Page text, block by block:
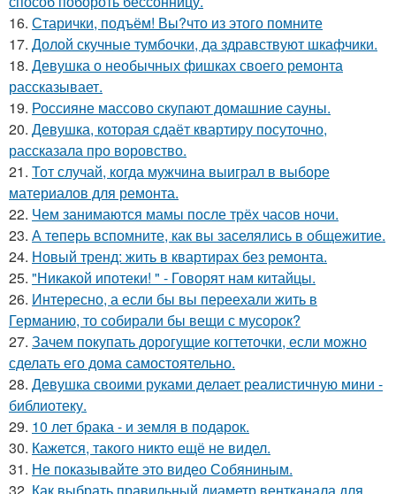
16. Старички, подъём! Вы?что из этого помните
17. Долой скучные тумбочки, да здравствуют шкафчики.
18. Девушка о необычных фишках своего ремонта
рассказывает.
19. Россияне массово скупают домашние сауны.
20. Девушка, которая сдаёт квартиру посуточно,
рассказала про воровство.
21. Тот случай, когда мужчина выиграл в выборе
материалов для ремонта.
22. Чем занимаются мамы после трёх часов ночи.
23. А теперь вспомните, как вы заселялись в общежитие.
24. Новый тренд: жить в квартирах без ремонта.
25. "Никакой ипотеки! " - Говорят нам китайцы.
26. Интересно, а если бы вы переехали жить в
Германию, то собирали бы вещи с мусорок?
27. Зачем покупать дорогущие когтеточки, если можно
сделать его дома самостоятельно.
28. Девушка своими руками делает реалистичную мини -
библиотеку.
29. 10 лет брака - и земля в подарок.
30. Кажется, такого никто ещё не видел.
31. Не показывайте это видео Собяниным.